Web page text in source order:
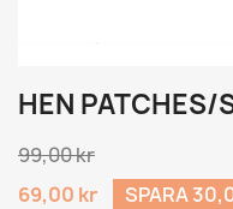
HEN PATCHES/
99,00 kr
69,00 kr
SPARA